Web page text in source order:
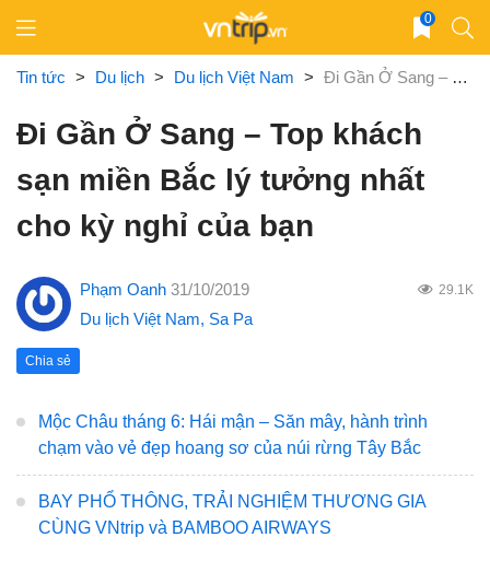
content
0
Tin tức > Du lịch > Du lịch Việt Nam > Đi Gần Ở Sang – Top khách sạn miền Bắc lý tưởng nhất cho kỳ nghỉ của bạn
Đi Gần Ở Sang – Top khách
sạn miền Bắc lý tưởng nhất
cho kỳ nghỉ của bạn
Phạm Oanh 31/10/2019 29.1K
Du lịch Việt Nam, Sa Pa
Chia sẻ
Mộc Châu tháng 6: Hái mận – Săn mây, hành trình
chạm vào vẻ đẹp hoang sơ của núi rừng Tây Bắc
BAY PHỔ THÔNG, TRẢI NGHIỆM THƯƠNG GIA
CÙNG VNtrip và BAMBOO AIRWAYS